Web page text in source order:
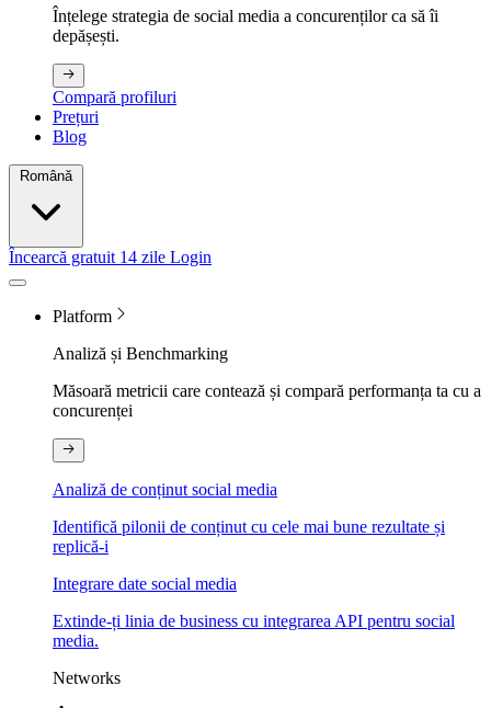
Înțelege strategia de social media a concurenților ca să îi
depășești.
Compară profiluri
Prețuri
Blog
Română
Încearcă gratuit 14 zile Login
Platform
Analiză și Benchmarking
Măsoară metricii care contează și compară performanța ta cu a
concurenței
Analiză de conținut social media
Identifică pilonii de conținut cu cele mai bune rezultate și
replică-i
Integrare date social media
Extinde-ți linia de business cu integrarea API pentru social
media.
Networks